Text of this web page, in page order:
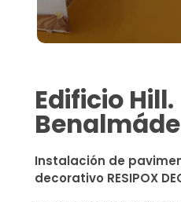
Edificio Hill.
Instalación de
decorativo RESIPOX